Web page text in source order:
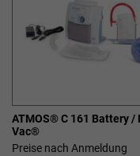
ATMOS® C 161 Battery /
Vac®
Preise nach Anmeldung